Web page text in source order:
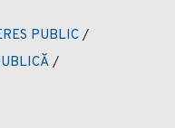
PUBLIC /
/